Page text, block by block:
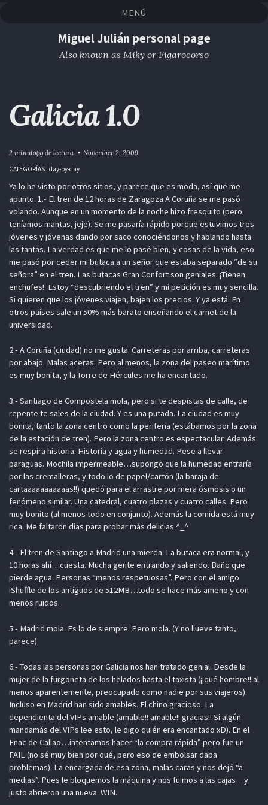
MENÚ
Miguel Julián personal page
Also known as Miky or Figarocorso
Galicia 1.0
2 minuto(s) de lectura
November 2, 2009
CATEGORÍAS day-by-day
Ya lo he visto por otros sitios, y parece que es moda, así que me
apunto. 1.- El tren de 12 horas de Zaragoza A Coruña se me pasó
volando. Aunque en un momento de la noche hizo fresquito (pero
teníamos mantas, jeje). Se me pasaría rápido porque estuvimos tres
jóvenes y jóvenas dando por saco conociéndonos y hablando hasta
las tantas. La verdad es que me lo pasé bien, y cosas de la vida, eso
me pasó por ceder mi butaca a un señor que estaba separado “de su
señora” en el tren. Las butacas Gran Confort son geniales. ¡Tienen
enchufes!. Estoy “descubriendo el tren” y mi petición es muy sencilla.
Si quieren que los jóvenes viajen, bajen los precios. Y ya está. En
otros países sale un 50% más barato enseñando el carnet de la
universidad.
2.- A Coruña (ciudad) no me gusta. Carreteras por arriba, carreteras
por abajo. Malas aceras. Pero al menos, la zona del paseo marítimo
es muy bonita, y la Torre de Hércules me ha encantado.
3.- Santiago de Compostela mola, pero si te despistas de calle, de
repente te sales de la ciudad. Y es una putada. La ciudad es muy
bonita, tanto la zona centro como la periferia (estábamos por la zona
de la estación de tren). Pero la zona centro es espectacular. Además
se respira historia. Historia y agua y humedad. Pese a llevar
paraguas. Mochila impermeable…supongo que la humedad entraría
por las cremalleras, y todo lo de papel/cartón (la baraja de
cartaaaaaaaaaaas!!) quedó para el arrastre por mera ósmosis o un
fenómeno similar. Una catedral, cuatro plazas y cuatro calles. Pero
muy bonito (al menos todo en conjunto). Además la comida está muy
rica. Me faltaron días para probar más delicias ^_^
4.- El tren de Santiago a Madrid una mierda. La butaca era normal, y
10 horas ahí…cuesta. Mucha gente entrando y saliendo. Baño que
pierde agua. Personas “menos respetuosas”. Pero con el amigo
iShuffle de los antiguos de 512MB…todo se hace más ameno y con
menos ruidos.
5.- Madrid mola. Es lo de siempre. Pero mola. (Y no llueve tanto,
parece)
6.- Todas las personas por Galicia nos han tratado genial. Desde la
mujer de la furgoneta de los helados hasta el taxista (¡¡qué hombre!! al
menos aparentemente, preocupado como nadie por sus viajeros).
Incluso en Madrid han sido amables. El chino gracioso. La
dependienta del VIPs amable (amable!! amable!! gracias!! Si algún
mandamás del VIPs lee esto, le digo quién era encantado xD). En el
Fnac de Callao…intentamos hacer “la compra rápida” pero fue un
FAIL (no sé muy bien por qué, pero eso de embolsar daba
problemas). La encargada de esa zona, malas caras y nos dejó “a
medias”. Pues le bloquemos la máquina y nos fuimos a las cajas…y
justo abrieron una nueva. WIN.